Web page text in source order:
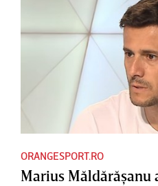
ORANGESPORT.RO
Marius Măldărăşanu